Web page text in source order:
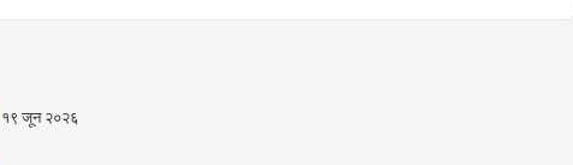
१९ जून २०२६